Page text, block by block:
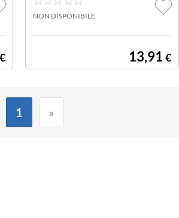
€
NON DISPONIBILE
13,91 €
1 »